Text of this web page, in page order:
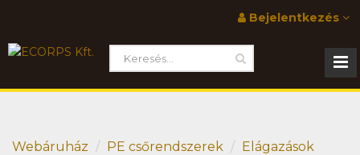
Bejelentkezés
Webáruház PE csőrendszerek
Elágazások